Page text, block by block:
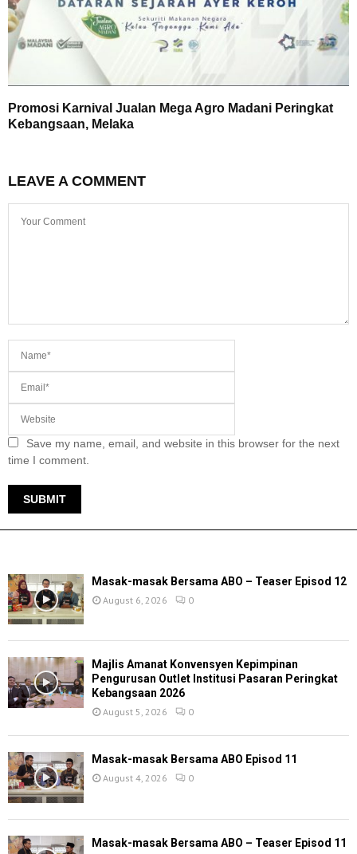
Promosi Karnival Jualan Mega Agro Madani Peringkat
Kebangsaan, Melaka
LEAVE A COMMENT
Save my name, email, and website in this browser for the next
time I comment.
Masak-masak Bersama ABO – Teaser Episod 12
August 6, 2026 0
Majlis Amanat Konvensyen Kepimpinan
Pengurusan Outlet Institusi Pasaran Peringkat
Kebangsaan 2026
August 5, 2026 0
Masak-masak Bersama ABO Episod 11
August 4, 2026 0
Masak-masak Bersama ABO – Teaser Episod 11